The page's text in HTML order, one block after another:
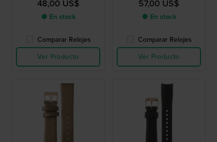
48,00 US$
● En stock
Comparar Relojes
Ver Producto
57,00 US$
● En stock
Comparar Relojes
Ver Producto